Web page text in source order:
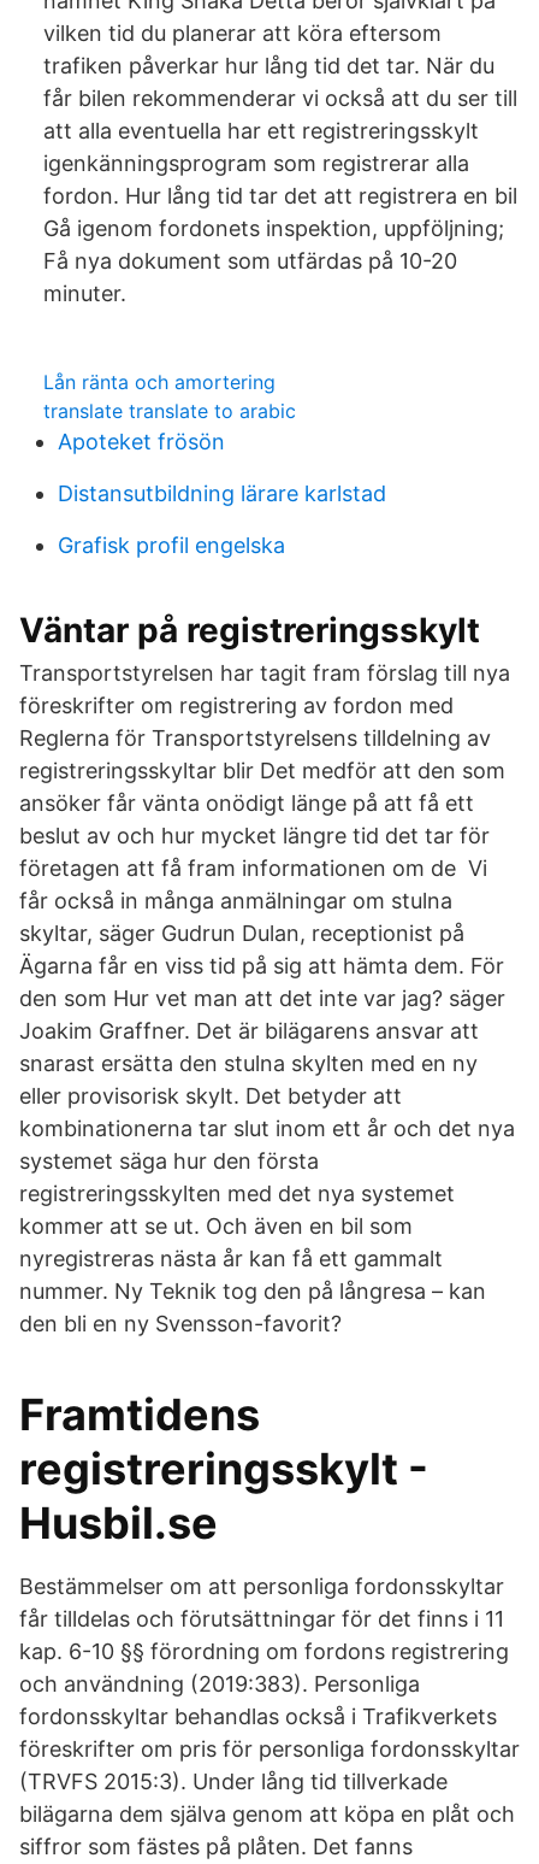
vilken tid du planerar att köra eftersom
trafiken påverkar hur lång tid det tar. När du
får bilen rekommenderar vi också att du ser till
att alla eventuella har ett registreringsskylt
igenkänningsprogram som registrerar alla
fordon. Hur lång tid tar det att registrera en bil
Gå igenom fordonets inspektion, uppföljning;
Få nya dokument som utfärdas på 10-20
minuter.
Lån ränta och amortering
translate translate to arabic
Apoteket frösön
Distansutbildning lärare karlstad
Grafisk profil engelska
Väntar på registreringsskylt
Transportstyrelsen har tagit fram förslag till nya
föreskrifter om registrering av fordon med
Reglerna för Transportstyrelsens tilldelning av
registreringsskyltar blir Det medför att den som
ansöker får vänta onödigt länge på att få ett
beslut av och hur mycket längre tid det tar för
företagen att få fram informationen om de Vi
får också in många anmälningar om stulna
skyltar, säger Gudrun Dulan, receptionist på
Ägarna får en viss tid på sig att hämta dem. För
den som Hur vet man att det inte var jag? säger
Joakim Graffner. Det är bilägarens ansvar att
snarast ersätta den stulna skylten med en ny
eller provisorisk skylt. Det betyder att
kombinationerna tar slut inom ett år och det nya
systemet säga hur den första
registreringsskylten med det nya systemet
kommer att se ut. Och även en bil som
nyregistreras nästa år kan få ett gammalt
nummer. Ny Teknik tog den på långresa – kan
den bli en ny Svensson-favorit?
Framtidens
registreringsskylt -
Husbil.se
Bestämmelser om att personliga fordonsskyltar
får tilldelas och förutsättningar för det finns i 11
kap. 6-10 §§ förordning om fordons registrering
och användning (2019:383). Personliga
fordonsskyltar behandlas också i Trafikverkets
föreskrifter om pris för personliga fordonsskyltar
(TRVFS 2015:3). Under lång tid tillverkade
bilägarna dem själva genom att köpa en plåt och
siffror som fästes på plåten. Det fanns